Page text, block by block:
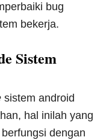
bug
bekerja.
Sistem
sistem android
hal inilah yang
dengan